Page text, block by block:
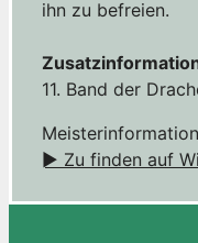
ihn zu befreien.
11. Band der
Meisterinformation
► Zu finden auf